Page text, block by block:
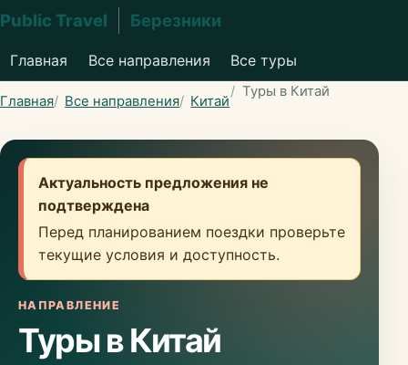
Public Travel Березники
Главная Все направления Все туры
Главная Все направления Китай
Туры в Китай
Актуальность предложения не
подтверждена
Перед планированием поездки проверьте
текущие условия и доступность.
НАПРАВЛЕНИЕ
Туры в Китай